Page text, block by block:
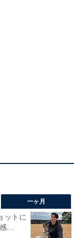
一ヶ月
ットに
...